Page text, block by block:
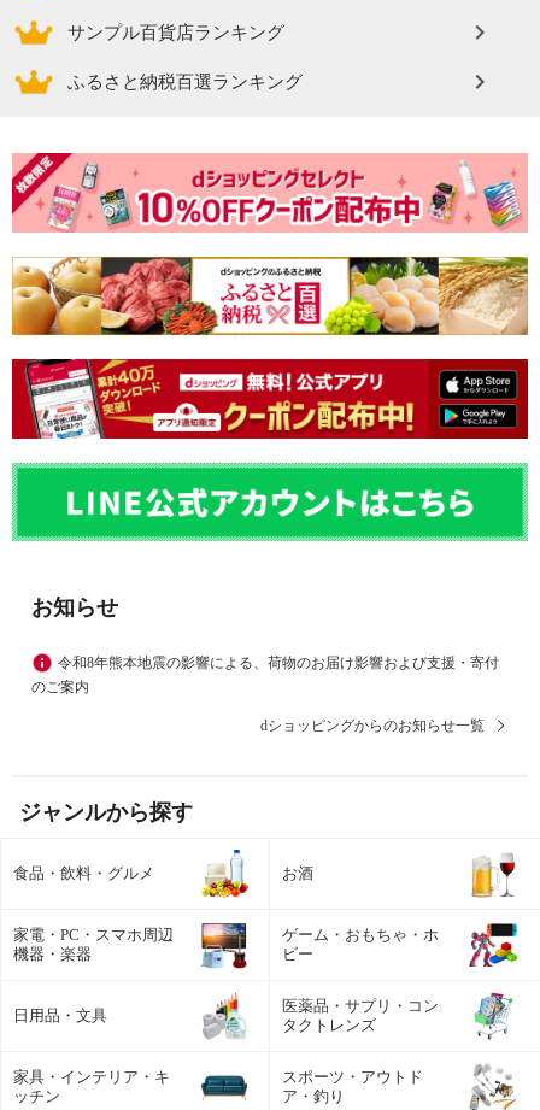
サンプル百貨店ランキング
ふるさと納税百選ランキング
お知らせ
令和8年熊本地震の影響による、荷物のお届け影響および支援・寄付
のご案内
dショッピングからのお知らせ一覧
ジャンルから探す
食品・飲料・グルメ お酒
家電・PC・スマホ周辺
機器・楽器
ゲーム・おもちゃ・ホ
ビー
日用品・文具
医薬品・サプリ・コン
タクトレンズ
家具・インテリア・キ
ッチン
スポーツ・アウトド
ア・釣り